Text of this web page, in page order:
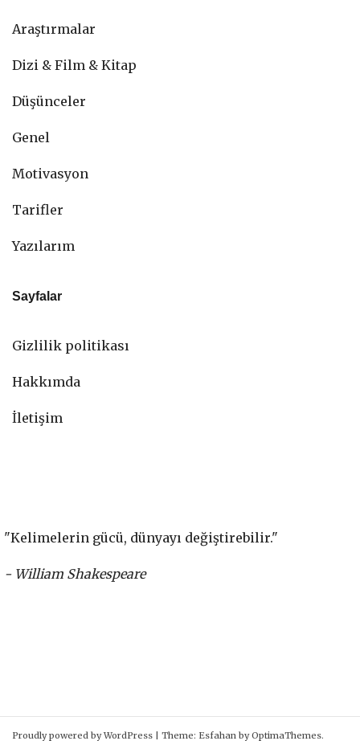
Araştırmalar
Dizi & Film & Kitap
Düşünceler
Genel
Motivasyon
Tarifler
Yazılarım
Sayfalar
Gizlilik politikası
Hakkımda
İletişim
"Kelimelerin gücü, dünyayı değiştirebilir."
- William Shakespeare
Proudly powered by WordPress | Theme: Esfahan by OptimaThemes.